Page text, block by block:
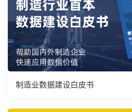
制造业数据建设白皮书